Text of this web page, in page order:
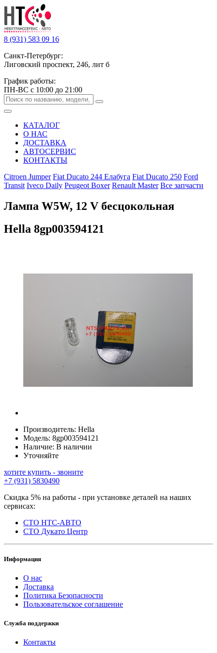
8 (931) 583 09 16
Санкт-Петербург:
Лиговский проспект, 246, лит б
График работы:
ПН-ВС с 10:00 до 21:00
КАТАЛОГ
О НАС
ДОСТАВКА
АВТОСЕРВИС
КОНТАКТЫ
Citroen Jumper Fiat Ducato 244 Елабуга Fiat Ducato 250 Ford
Transit Iveco Daily Peugeot Boxer Renault Master Все запчасти
Лампа W5W, 12 V бесцокольная
Hella 8gp003594121
Производитель: Hella
Модель: 8gp003594121
Наличие: В наличии
Уточняйте
хотите купить - звоните
+7 (931) 5830490
Скидка 5% на работы - при установке деталей на наших
сервисах:
СТО НТС-АВТО
СТО Дукато Центр
Информация
О нас
Доставка
Политика Безопасности
Пользовательское соглашение
Служба поддержки
Контакты